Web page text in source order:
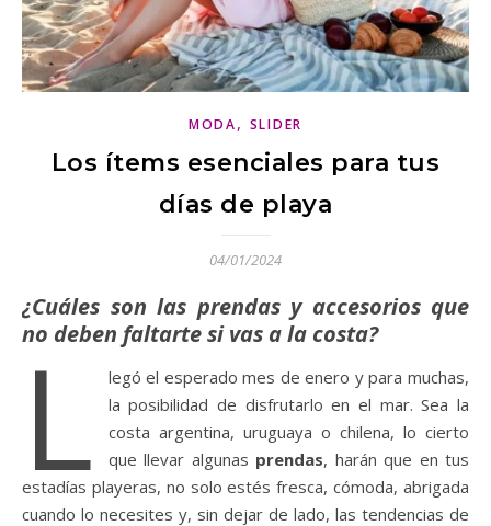
MODA, SLIDER
Los ítems esenciales para tus
días de playa
04/01/2024
¿Cuáles son las prendas y accesorios que
no deben faltarte si vas a la costa?
L
legó el esperado mes de enero y para muchas,
la posibilidad de disfrutarlo en el mar. Sea la
costa argentina, uruguaya o chilena, lo cierto
que llevar algunas prendas, harán que en tus
estadías playeras, no solo estés fresca, cómoda, abrigada
cuando lo necesites y, sin dejar de lado, las tendencias de